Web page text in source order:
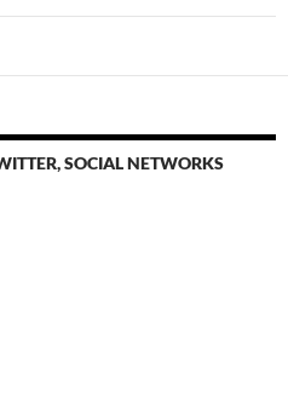
SOCIAL NETWORKS